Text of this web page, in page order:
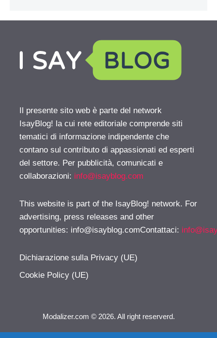
Il presente sito web è parte del network
IsayBlog! la cui rete editoriale comprende siti
tematici di informazione indipendente che
contano sul contributo di appassionati ed esperti
del settore. Per pubblicità, comunicati e
collaborazioni: info@isayblog.com
This website is part of the IsayBlog! network. For
advertising, press releases and other
opportunities: info@isayblog.comContattaci:
Dichiarazione sulla Privacy (UE)
Cookie Policy (UE)
Modalizer.com © 2026. All right reserverd.